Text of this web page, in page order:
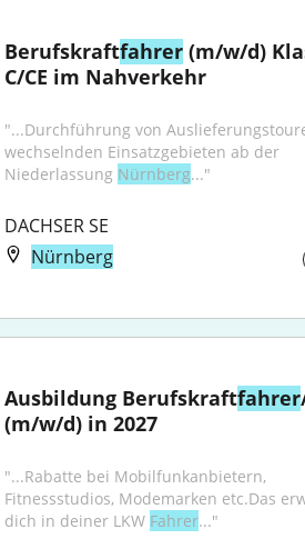
Berufskraftfahrer (m/w/d)
C/CE im Nahverkehr
"...Durchführung von
wechselnden Einsatzgebieten ab der
Niederlassung Nürnberg..."
DACHSER SE
Nürnberg
Ausbildung Berufskraftfahrer
(m/w/d) in 2027
"...Rabatte bei Mobilfunkanbietern,
Fitnessstudios, Modemarken etc.Das
dich in deiner LKW Fahrer..."